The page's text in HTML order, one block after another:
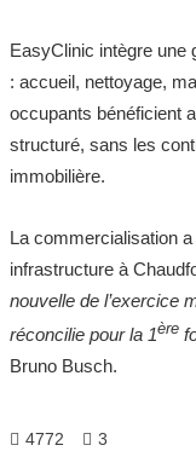
EasyClinic intègre une
: accueil, nettoyage,
occupants bénéficient
structuré, sans les
immobilière.
La commercialisation
infrastructure à
nouvelle de l’exercice
réconcilie pour la 1ère
Bruno Busch.
4772 3